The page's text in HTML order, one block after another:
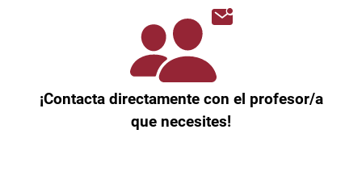
¡Contacta directamente con el profesor/a
que necesites!